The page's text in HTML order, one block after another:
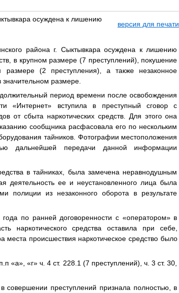
осуждена к лишению
версия для печати
района г. Сыктывкара осуждена к лишению
в крупном размере (7 преступлений), покушение
размере (2 преступления), а также незаконное
размере.
период времени после освобождения
«Интернет» вступила в преступный сговор с
от сбыта наркотических средств. Для этого она
сообщника расфасовала его по нескольким
тайников. Фотографии местоположения
дальнейшей передачи данной информации
в тайниках, была замечена неравнодушным
деятельность ее и неустановленного лица была
полиции из незаконного оборота в результате
по ранней договоренности с «оператором» в
наркотического средства оставила при себе,
места происшествия наркотическое средство было
«а», «г» ч. 4 ст. 228.1 (7 преступлений), ч. 3 ст. 30,
совершении преступлений признала полностью, в